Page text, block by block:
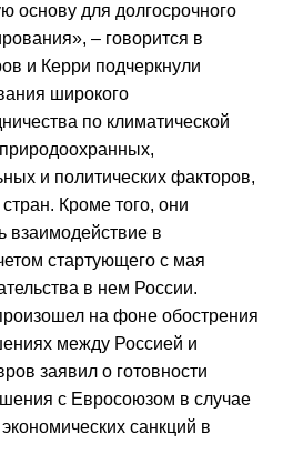
основу для долгосрочного
– говорится в
и Керри подчеркнули
широкого
по климатической
и политических факторов,
Кроме того, они
взаимодействие в
стартующего с мая
в нем России.
на фоне обострения
между Россией и
заявил о готовности
с Евросоюзом в случае
санкций в